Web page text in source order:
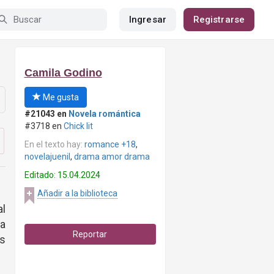
Ingresar Registrarse
Camila Godino
Me gusta
#21043 en Novela romántica
#3718 en Chick lit
En el texto hay: romance +18,
novelajuenil , drama amor drama
Editado: 15.04.2024
Añadir a la biblioteca
Reportar